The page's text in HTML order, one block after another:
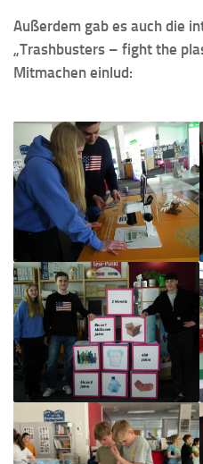
Außerdem gab es auch die
„Trashbusters – fight the
Mitmachen einlud: